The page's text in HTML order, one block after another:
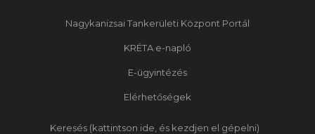
Nagykanizsai Tankerületi Központ Portál
KRÉTA e-napló
E-ügyintézés
Elérhetőségek
Keresés